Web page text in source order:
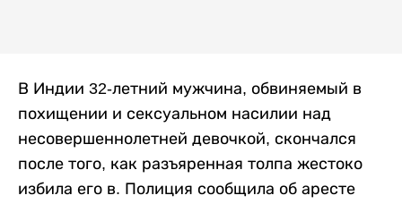
В Индии 32-летний мужчина, обвиняемый в
похищении и сексуальном насилии над
несовершеннолетней девочкой, скончался
после того, как разъяренная толпа жестоко
избила его в. Полиция сообщила об аресте